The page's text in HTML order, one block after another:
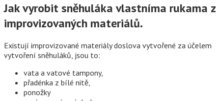
Jak vyrobit sněhuláka vlastníma rukama z
improvizovaných materiálů.
Existují improvizované materiály doslova vytvořené za účelem
vytvoření sněhuláků, jsou to:
vata a vatové tampony,
přadénka z bílé nitě,
ponožky